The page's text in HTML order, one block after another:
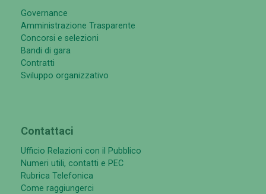
Governance
Amministrazione Trasparente
Concorsi e selezioni
Bandi di gara
Contratti
Sviluppo organizzativo
Contattaci
Ufficio Relazioni con il Pubblico
Numeri utili, contatti e PEC
Rubrica Telefonica
Come raggiungerci